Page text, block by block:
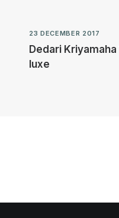
23 DECEMBER 2017
Dedari
luxe